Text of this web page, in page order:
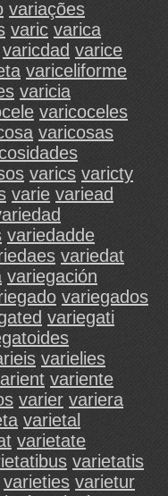
variações
varic varica
varicdad varice
variceliforme
varicia
varicoceles
varicosas
varics varicty
varie variead
variedadde
variedat
variegación
variegados
variegati
varielies
variente
varier variera
varietal
varietate
varietatis
varieties varietur